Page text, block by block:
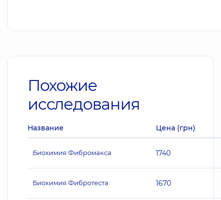
Похожие
исследования
Название Цена (грн)
Биохимия Фибромакса 1740
Биохимия Фибротеста 1670